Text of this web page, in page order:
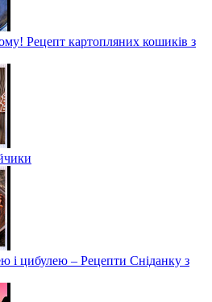
Рецепт картопляних кошиків з
і цибулею – Рецепти Сніданку з